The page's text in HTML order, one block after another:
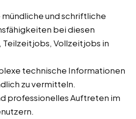
und schriftliche
bei diesen
Vollzeitjobs in
technische Informationen
zu vermitteln.
professionelles Auftreten im